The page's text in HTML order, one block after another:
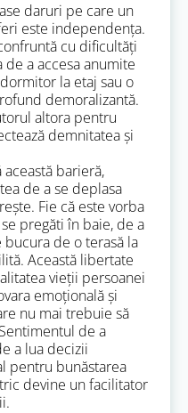
daruri pe care un
este independența.
cu dificultăți
a accesa anumite
la etaj sau o
demoralizantă.
altora pentru
demnitatea și
barieră,
de a se deplasa
Fie că este vorba
pregăti în baie, de a
bucura de o terasă la
Această libertate
vieții persoanei
emoțională și
nu mai trebuie să
de a
a lua decizii
pentru bunăstarea
devine un facilitator